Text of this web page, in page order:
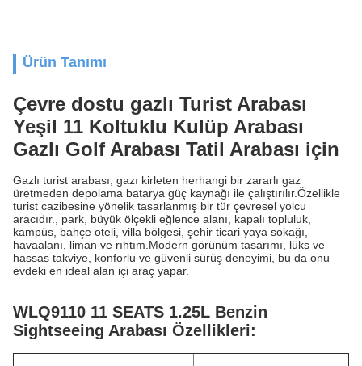
Ürün Tanımı
Çevre dostu gazlı Turist Arabası
Yeşil 11 Koltuklu Kulüp Arabası
Gazlı Golf Arabası Tatil Arabası için
Gazlı turist arabası, gazı kirleten herhangi bir zararlı gaz
üretmeden depolama batarya güç kaynağı ile çalıştırılır.Özellikle
turist cazibesine yönelik tasarlanmış bir tür çevresel yolcu
aracıdır., park, büyük ölçekli eğlence alanı, kapalı topluluk,
kampüs, bahçe oteli, villa bölgesi, şehir ticari yaya sokağı,
havaalanı, liman ve rıhtım.Modern görünüm tasarımı, lüks ve
hassas takviye, konforlu ve güvenli sürüş deneyimi, bu da onu
evdeki en ideal alan içi araç yapar.
WLQ9110 11 SEATS 1.25L Benzin
Sightseeing Arabası Özellikleri: